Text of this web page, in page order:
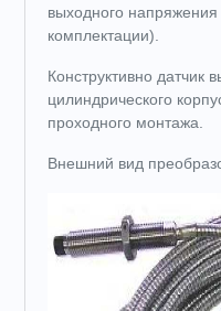
выходного напряжения
комплектации).
Конструктивно датчик
цилиндрического
проходного монтажа.
Внешний вид